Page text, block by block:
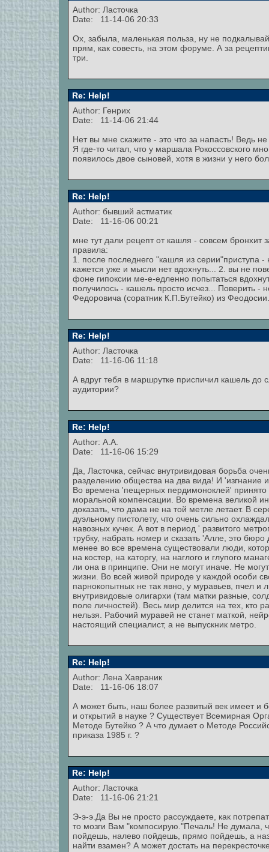
Author: Ласточка
Date: 11-14-06 20:33
Ох, забыла, маленькая польза, ну не
прям, как совесть, на этом форуме. А за
три.
Re: Help!
Author: Генрих
Date: 11-14-06 21:44
Нет вы мне скажите - это что за напасть! Ведь
Я где-то читал, что у маршала Рокоссовского
появилось двое сыновей, хотя в жизни у него
Re: Help!
Author: бывший астматик
Date: 11-16-06 00:21
мне тут дали рецепт от кашля - совсем бронхит
правила:
1. после последнего "кашля из серии"приступа
кажется уже и мысли нет вдохнуть... 2. вы не
фоне гипоксии ме-е-едленно попытаться
получилось - кашель просто исчез... Поверить
Федоровича (соратник К.П.Бутейко) из Феодосии.
Re: Help!
Author: Ласточка
Date: 11-16-06 11:18
А вдруг тебя в маршрутке приспичил кашель до
аудитории?
Re: Help!
Author: А.А.
Date: 11-16-06 15:29
Да, Ласточка, сейчас внутривидовая борьба
разделению общества на два вида! И 'изгнание
Во времена 'пещерных пердимоноклей' принято
моральной компенсации. Во времена великой
доказать, что дама не на той метле летает. В
дуэльному пистолету, что очень сильно
навозных кучек. А вот в период ' развитого
трубку, набрать номер и сказать 'Алле, это
менее во все времена существовали люди,
на костер, на каторгу, на наглого и глупого
ли она в принципе. Они не могут иначе. Не
жизни. Во всей живой природе у каждой особи
парнокопытных не так явно, у муравьев, пчел и
внутривидовые олигархи (там матки разные,
поле личностей). Весь мир делится на тех, кто
нельзя. Рабочий муравей не станет маткой,
настоящий специалист, а не выпускник метро.
Re: Help!
Author: Лена Хавраник
Date: 11-16-06 18:07
А может быть, наш более развитый век имеет и
и открытий в науке ? Существует Всемирная
Методе Бутейко ? А что думает о Методе
приказа 1985 г. ?
Re: Help!
Author: Ласточка
Date: 11-16-06 21:21
Э-э-э.Да Вы не просто рассуждаете, как
то мозги Вам "компосирую."Печаль! Не думала,
пойдешь, налево пойдешь, прямо пойдешь, а
найти взамен? А может достать на